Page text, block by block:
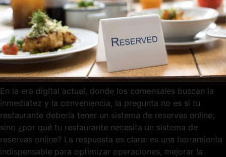
En la era digital actual, donde los comensales buscan la
inmediatez y la conveniencia, la pregunta no es si tu
restaurante debería tener un sistema de reservas online,
sino ¿por qué tu restaurante necesita un sistema de
reservas online? La respuesta es clara: es una herramienta
indispensable para optimizar operaciones, mejorar la